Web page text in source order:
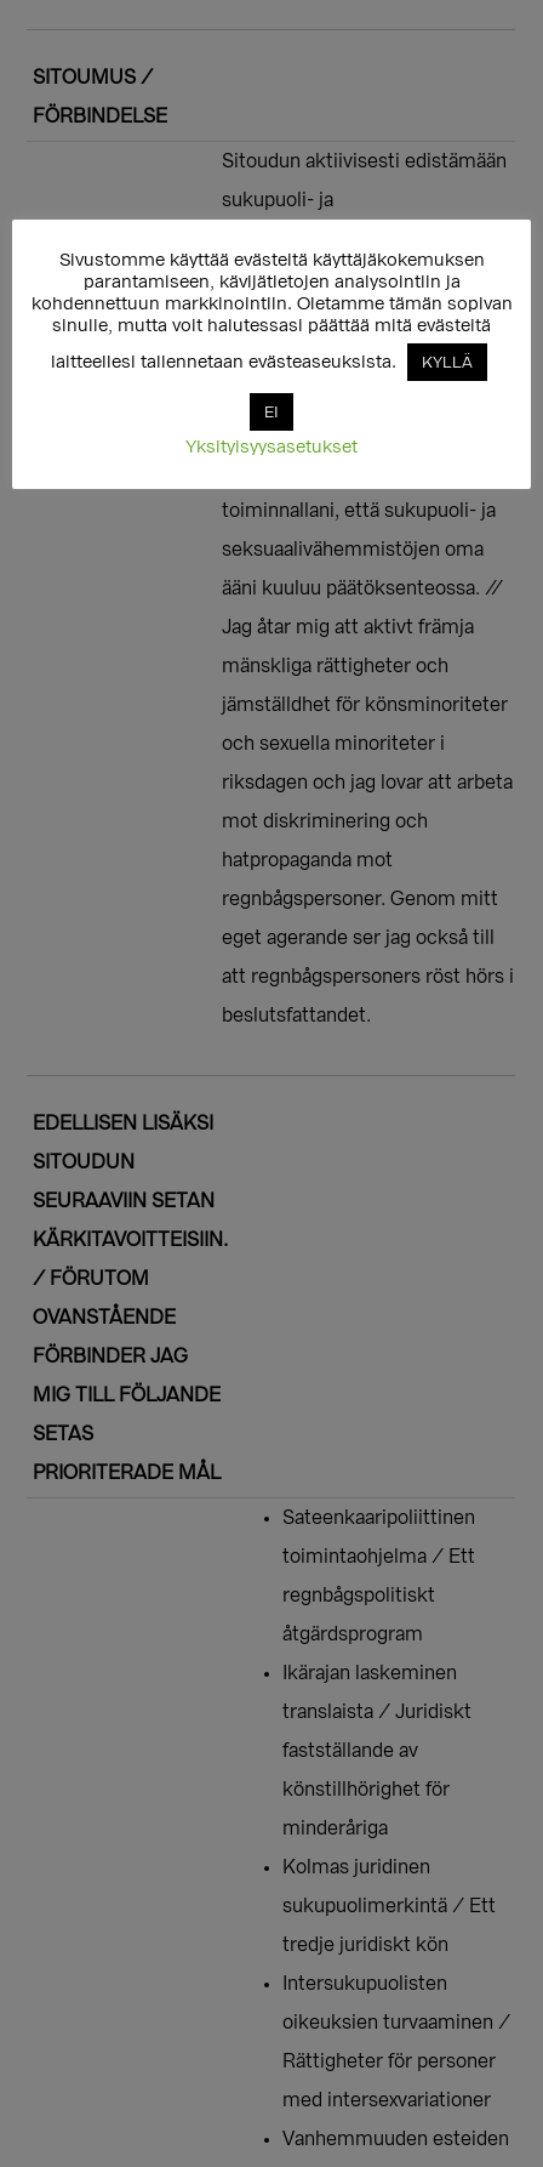
SITOUMUS /
FÖRBINDELSE
Sitoudun aktiivisesti edistämään
sukupuoli- ja
ihmisoikeuksia ja
yhdenvertaisuutta eduskunnassa
ja lupaan työskennellä
sateenkaari-ihmisiin kohdistuvaa
syrjintää ja vihapuhetta vastaan.
toiminnallani, että sukupuoli- ja
seksuaalivähemmistöjen oma
ääni kuuluu päätöksenteossa. //
Jag åtar mig att aktivt främja
mänskliga rättigheter och
jämställdhet för könsminoriteter
och sexuella minoriteter i
riksdagen och jag lovar att arbeta
mot diskriminering och
hatpropaganda mot
regnbågspersoner. Genom mitt
eget agerande ser jag också till
att regnbågspersoners röst hörs i
beslutsfattandet.
EDELLISEN LISÄKSI
SITOUDUN
SEURAAVIIN SETAN
KÄRKITAVOITTEISIIN.
/ FÖRUTOM
OVANSTÅENDE
FÖRBINDER JAG
MIG TILL FÖLJANDE
SETAS
PRIORITERADE MÅL
Sateenkaaripoliittinen
toimintaohjelma / Ett
regnbågspolitiskt
åtgärdsprogram
Ikärajan laskeminen
translaista / Juridiskt
fastställande av
könstillhörighet för
minderåriga
Kolmas juridinen
sukupuolimerkintä / Ett
tredje juridiskt kön
Intersukupuolisten
oikeuksien turvaaminen /
Rättigheter för personer
med intersexvariationer
Vanhemmuuden esteiden
Sivustomme käyttää evästeitä käyttäjäkokemuksen
parantamiseen, kävijätietojen analysointiin ja
kohdennettuun markkinointiin. Oletamme tämän sopivan
sinulle, mutta voit halutessasi päättää mitä evästeitä
laitteellesi tallennetaan evästeaseuksista.
KYLLÄ
EI
Yksityisyysasetukset